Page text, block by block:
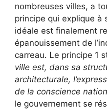
nombreuses villes, a
principe qui explique à
idéale est finalement
épanouissement de
carreau. Le principe 1
ville est, dans sa
architecturale,
de la conscience
le gouvernement se